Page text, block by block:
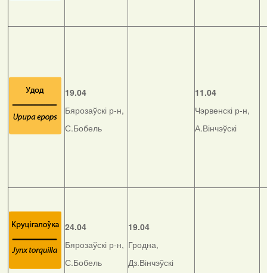
19.04
Бярозаўскі р-н,
С.Бобель
11.04
Чэрвенскі р-н,
А.Вінчэўскі
24.04
Бярозаўскі р-н,
С.Бобель
19.04
Гродна,
Дз.Вінчэўскі